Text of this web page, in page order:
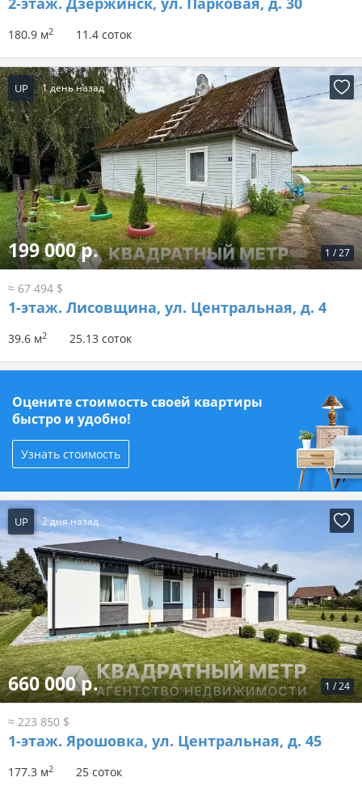
180.9 м2 11.4 соток
UP 1 день назад
1 /27
199 000 р.
≈ 67 494 $
1-этаж. Лисовщина, ул. Центральная, д. 4
39.6 м2 25.13 соток
Оцените стоимость своей квартиры
быстро и удобно!
Узнать стоимость
UP 2 дня назад
1 /24
660 000 р.
≈ 223 850 $
1-этаж. Ярошовка, ул. Центральная, д. 45
177.3 м2 25 соток